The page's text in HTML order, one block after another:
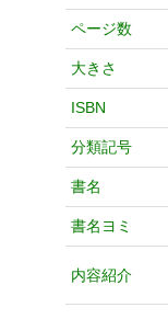
ページ数
大きさ
ISBN
分類記号
書名
書名ヨミ
内容紹介